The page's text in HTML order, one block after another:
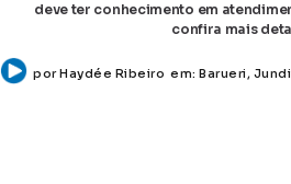
deve ter conhecimento em
confira mais
porHaydée Ribeiro em: Barueri,